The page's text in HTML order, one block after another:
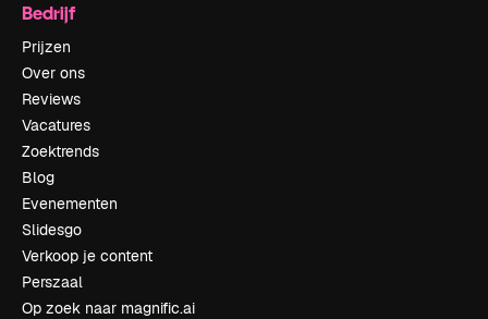
Bedrijf
Prijzen
Over ons
Reviews
Vacatures
Zoektrends
Blog
Evenementen
Slidesgo
Verkoop je content
Perszaal
Op zoek naar magnific.ai